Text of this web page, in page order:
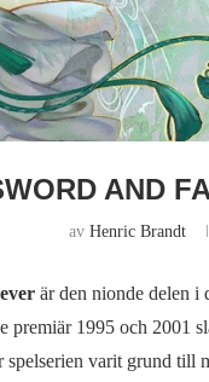
AND
avHenric Brandt
är den nionde delen i
premiär 1995 och 2001
spelserien varit grund till